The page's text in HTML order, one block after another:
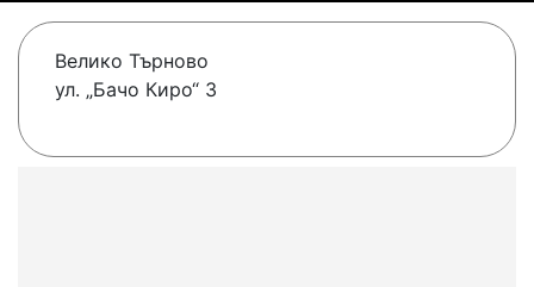
Велико Търново
ул. „Бачо Киро“ 3